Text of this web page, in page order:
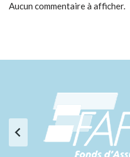
Aucun commentaire à afficher.